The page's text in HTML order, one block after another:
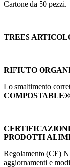
Cartone da 50
TREES
RIFIUTO
Lo smaltimento
COMPOSTABLE®
PRODOTTI
Regolamento (CE)
aggiornamenti e